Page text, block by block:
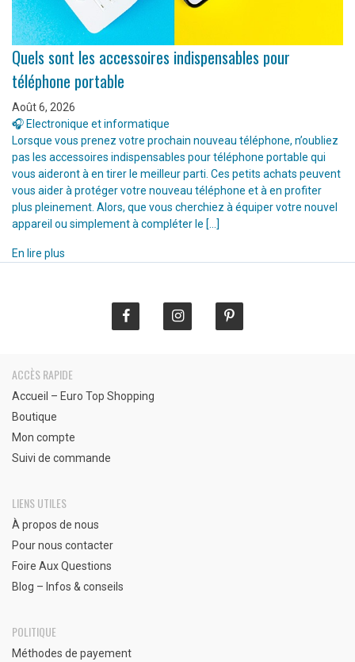
Quels sont les accessoires indispensables pour
téléphone portable
Août 6, 2026
🎧 Electronique et informatique
Lorsque vous prenez votre prochain nouveau téléphone, n’oubliez
pas les accessoires indispensables pour téléphone portable qui
vous aideront à en tirer le meilleur parti. Ces petits achats peuvent
vous aider à protéger votre nouveau téléphone et à en profiter
plus pleinement. Alors, que vous cherchiez à équiper votre nouvel
appareil ou simplement à compléter le […]
En lire plus
ACCÈS RAPIDE
Accueil – Euro Top Shopping
Boutique
Mon compte
Suivi de commande
LIENS UTILES
À propos de nous
Pour nous contacter
Foire Aux Questions
Blog – Infos & conseils
POLITIQUE
Méthodes de payement